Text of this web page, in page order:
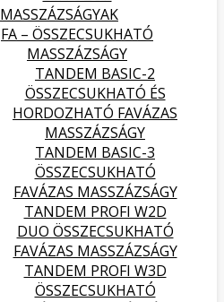
MASSZÁZSÁGYAK
FA – ÖSSZECSUKHATÓ
MASSZÁZSÁGY
TANDEM BASIC-2
ÖSSZECSUKHATÓ ÉS
HORDOZHATÓ FAVÁZAS
MASSZÁZSÁGY
TANDEM BASIC-3
ÖSSZECSUKHATÓ
FAVÁZAS MASSZÁZSÁGY
TANDEM PROFI W2D
DUO ÖSSZECSUKHATÓ
FAVÁZAS MASSZÁZSÁGY
TANDEM PROFI W3D
ÖSSZECSUKHATÓ